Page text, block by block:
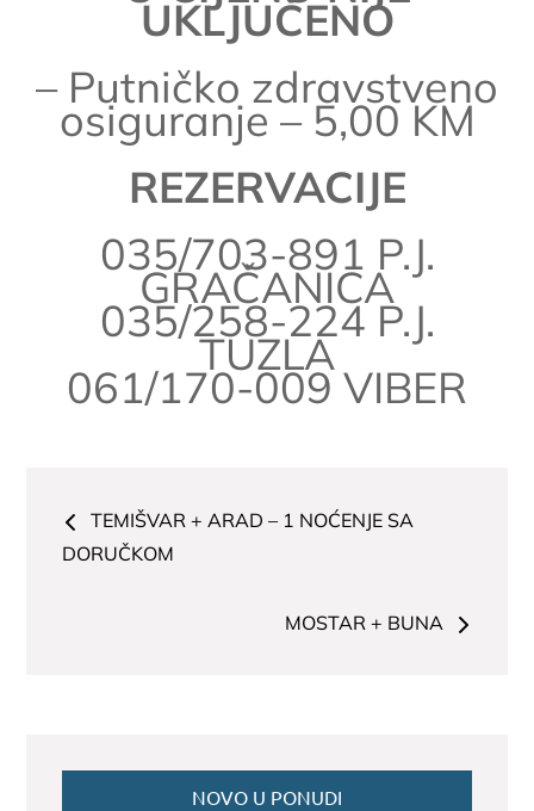
UKLJUČENO
– Putničko zdravstveno
osiguranje – 5,00 KM
REZERVACIJE
035/703-891 P.J.
GRAČANICA
035/258-224 P.J.
TUZLA
061/170-009 VIBER
Navigacija
članaka
TEMIŠVAR + ARAD – 1 NOĆENJE SA
DORUČKOM
MOSTAR + BUNA
NOVO U PONUDI